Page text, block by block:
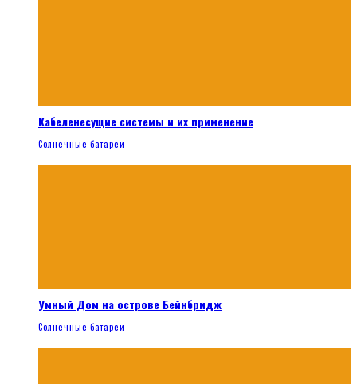
Кабеленесущие системы и их применение
Солнечные батареи
Умный Дом на острове Бейнбридж
Солнечные батареи